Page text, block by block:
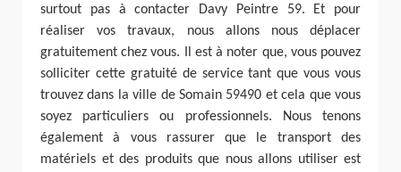
surtout pas à contacter Davy Peintre 59. Et pour
réaliser vos travaux, nous allons nous déplacer
gratuitement chez vous. Il est à noter que, vous pouvez
solliciter cette gratuité de service tant que vous vous
trouvez dans la ville de Somain 59490 et cela que vous
soyez particuliers ou professionnels. Nous tenons
également à vous rassurer que le transport des
matériels et des produits que nous allons utiliser est